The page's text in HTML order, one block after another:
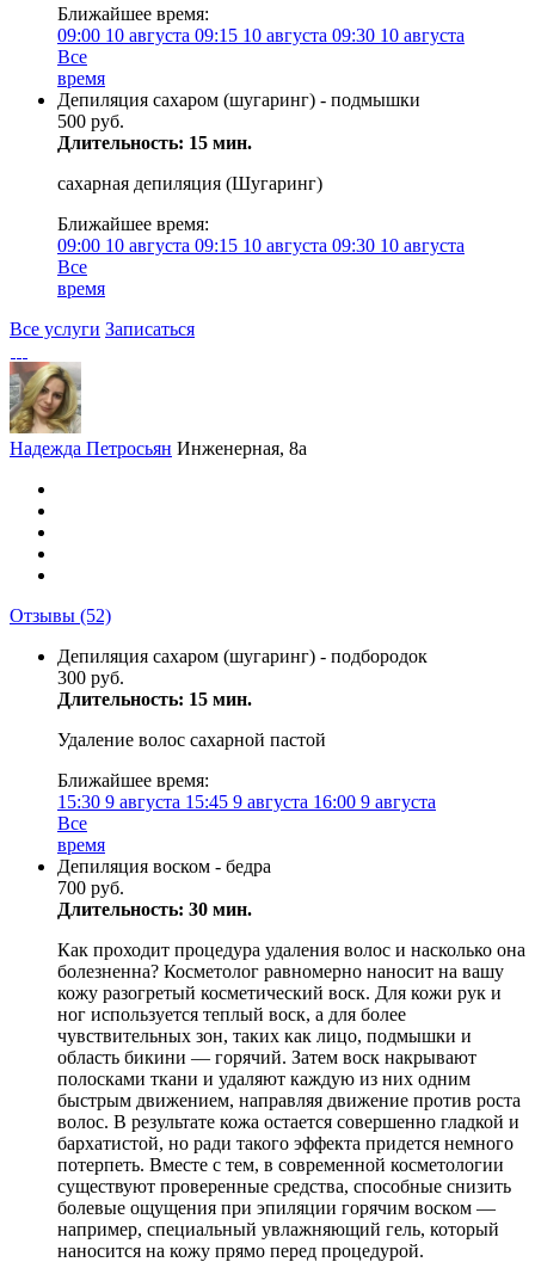
Ближайшее время:
09:00 10 августа 09:15 10 августа 09:30 10 августа
Все
время
Депиляция сахаром (шугаринг) - подмышки
500 руб.
Длительность: 15 мин.
сахарная депиляция (Шугаринг)
Ближайшее время:
09:00 10 августа 09:15 10 августа 09:30 10 августа
Все
время
Все услуги Записаться
Надежда Петросьян Инженерная, 8а
Отзывы (52)
Депиляция сахаром (шугаринг) - подбородок
300 руб.
Длительность: 15 мин.
Удаление волос сахарной пастой
Ближайшее время:
15:30 9 августа 15:45 9 августа 16:00 9 августа
Все
время
Депиляция воском - бедра
700 руб.
Длительность: 30 мин.
Как проходит процедура удаления волос и насколько она
болезненна? Косметолог равномерно наносит на вашу
кожу разогретый косметический воск. Для кожи рук и
ног используется теплый воск, а для более
чувствительных зон, таких как лицо, подмышки и
область бикини — горячий. Затем воск накрывают
полосками ткани и удаляют каждую из них одним
быстрым движением, направляя движение против роста
волос. В результате кожа остается совершенно гладкой и
бархатистой, но ради такого эффекта придется немного
потерпеть. Вместе с тем, в современной косметологии
существуют проверенные средства, способные снизить
болевые ощущения при эпиляции горячим воском —
например, специальный увлажняющий гель, который
наносится на кожу прямо перед процедурой.